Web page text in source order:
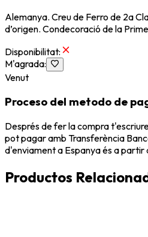
Alemanya. Creu de Ferro de 2a
d’origen. Condecoració de la
Disponibilitat:
M'agrada:
Venut
Proceso del metodo de
Després de fer la compra
pot pagar amb Transferència
d'enviament a Espanya és a
Productos